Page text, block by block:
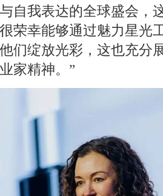
自我表达的全球盛会，
荣幸能够通过魅力星光
们绽放光彩，这也充分
家精神。”